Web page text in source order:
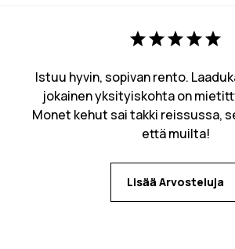
Istuu hyvin, sopivan rento.
jokainen yksityiskohta on
Monet kehut sai takki reissussa,
että muilta!
Lisää Arvosteluja